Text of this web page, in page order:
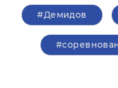
#Демидов